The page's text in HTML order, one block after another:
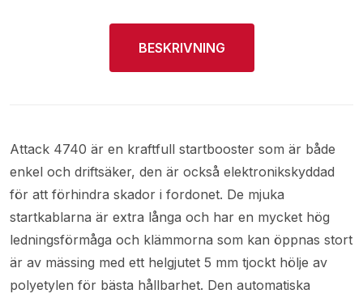
BESKRIVNING
Attack 4740 är en kraftfull startbooster som är både
enkel och driftsäker, den är också elektronikskyddad
för att förhindra skador i fordonet. De mjuka
startkablarna är extra långa och har en mycket hög
ledningsförmåga och klämmorna som kan öppnas stort
är av mässing med ett helgjutet 5 mm tjockt hölje av
polyetylen för bästa hållbarhet. Den automatiska